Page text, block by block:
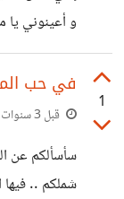
الصمت
و أعينوني
أشدوا و
مع أبي
فرحت ابكي
صوتي ,, أبي
1
في حب
قبل 3 سنوات
سأسألكم عن